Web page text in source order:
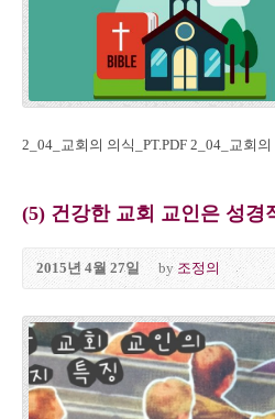
2_04_교회의 의식_PT.PDF 2_04_교회
(5) 건강한 교회 교인은 성경
2015년 4월 27일 by 조정의